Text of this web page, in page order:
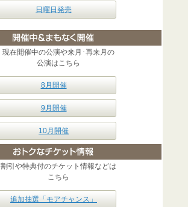
日曜日発売
現在開催中の公演や来月･再来月の
公演はこちら
8月開催
9月開催
10月開催
割引や特典付のチケット情報などは
こちら
追加抽選「モアチャンス」